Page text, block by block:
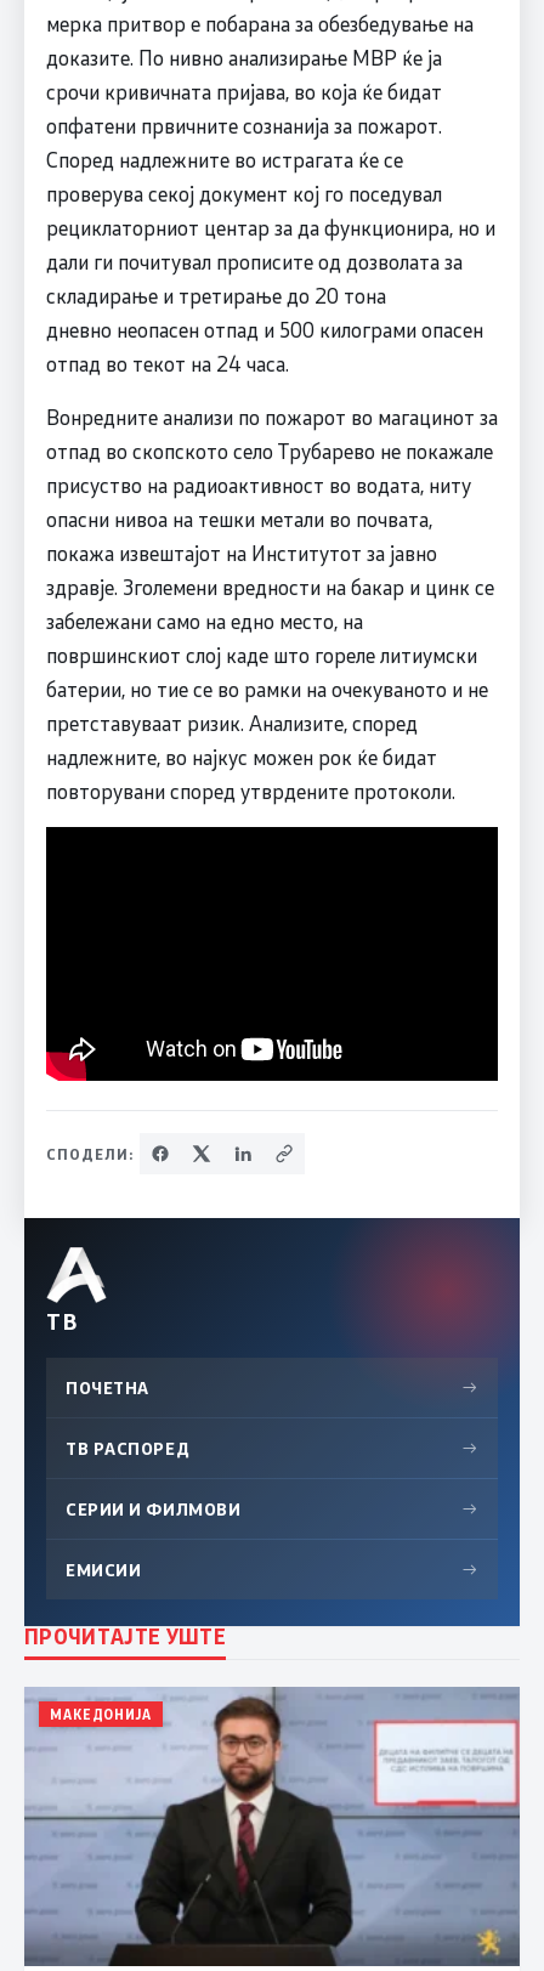
мерка притвор е побарана за обезбедување на
доказите. По нивно анализирање МВР ќе ја
срочи кривичната пријава, во која ќе бидат
опфатени првичните сознанија за пожарот.
Според надлежните во истрагата ќе се
проверува секој документ кој го поседувал
рециклаторниот центар за да функционира, но и
дали ги почитувал прописите од дозволата за
складирање и третирање до 20 тона
дневно неопасен отпад и 500 килограми опасен
отпад во текот на 24 часа.
Вонредните анализи по пожарот во магацинот за
отпад во скопското село Трубарево не покажале
присуство на радиоактивност во водата, ниту
опасни нивоа на тешки метали во почвата,
покажа извештајот на Институтот за јавно
здравје. Зголемени вредности на бакар и цинк се
забележани само на едно место, на
површинскиот слој каде што гореле литиумски
батерии, но тие се во рамки на очекуваното и не
претставуваат ризик. Анализите, според
надлежните, во најкус можен рок ќе бидат
повторувани според утврдените протоколи.
СПОДЕЛИ:
ТВ
ПОЧЕТНА →
ТВ РАСПОРЕД →
СЕРИИ И ФИЛМОВИ →
ЕМИСИИ →
ПРОЧИТАЈТЕ УШТЕ
МАКЕДОНИЈА